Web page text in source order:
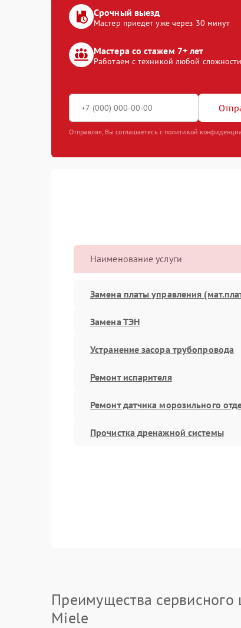
Срочный выезд
Мастер приедет уже через 30 минут
Мастера со стажем 7+ лет
Работаем с техникой любой сложности
Отправляя, Вы соглашаетесь с политикой
Наименование услуги
Замена платы управления
Замена ТЭН
Устранение засора трубопровода
Ремонт испарителя
Ремонт датчика морозильного
Прочистка дренажной системы
Преимущества сервисного
Miele